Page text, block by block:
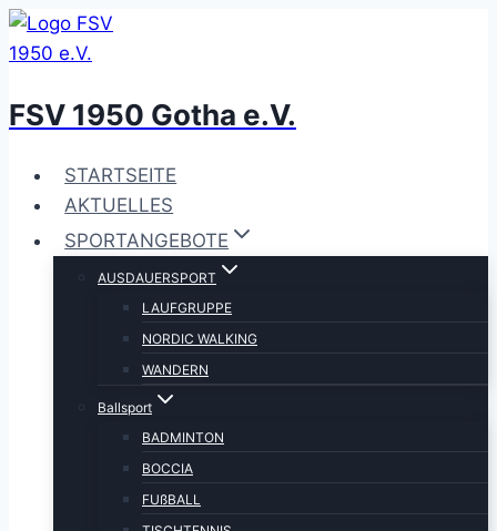
Zum
Inhalt
FSV 1950 Gotha e.V.
STARTSEITE
AKTUELLES
SPORTANGEBOTE
AUSDAUERSPORT
LAUFGRUPPE
NORDIC WALKING
WANDERN
Ballsport
BADMINTON
BOCCIA
FUßBALL